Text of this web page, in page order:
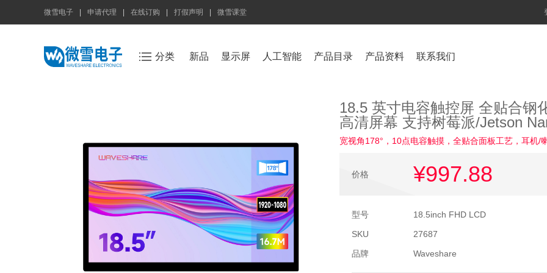
微雪电子 申请代理 在线订购 打假声明 微雪课堂
分类 新品 显示屏 人工智能 产品目录 产品资料 联系我们
18.5 英寸电容触控屏 全贴合钢
高清屏幕 支持树莓派/Jetson
宽视角178°，10点电容触摸，全贴合面板工艺，耳机/
价格 ¥997.88
型号
18.5inch FHD LCD
SKU
27687
品牌
Waveshare